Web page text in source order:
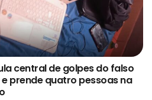
central de golpes do falso
prende quatro pessoas na